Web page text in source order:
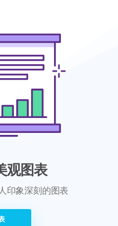
观图表
印象深刻的图表